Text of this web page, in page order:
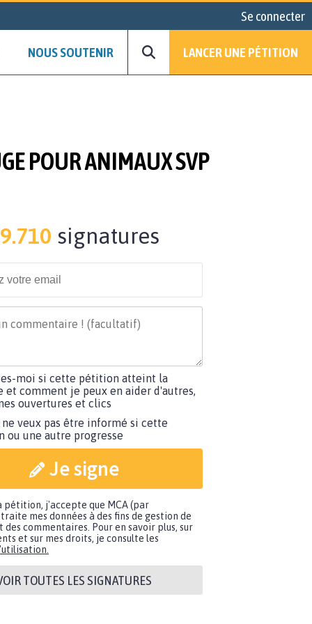
Se connecter
NOUS SOUTENIR LANCER UNE PÉTITION
POUR ANIMAUX SVP
signatures
moi si cette pétition atteint la
et comment je peux en aider d'autres,
ouvertures et clics
ne veux pas être informé si cette
ou une autre progresse
Je signe
pétition, j'accepte que MCA (par
mes données à des fins de gestion de
des commentaires. Pour en savoir plus, sur
et sur mes droits, je consulte les
TOUTES LES SIGNATURES